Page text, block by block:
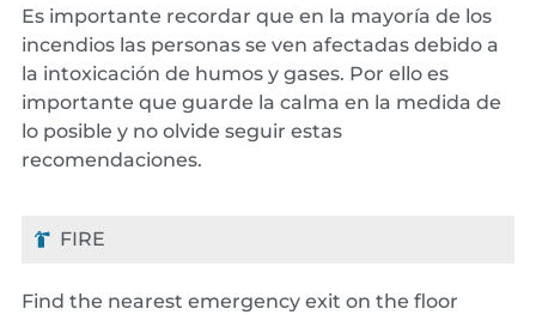
Es importante recordar que en la mayoría de los
incendios las personas se ven afectadas debido a
la intoxicación de humos y gases. Por ello es
importante que guarde la calma en la medida de
lo posible y no olvide seguir estas
recomendaciones.
FIRE
Find the nearest emergency exit on the floor